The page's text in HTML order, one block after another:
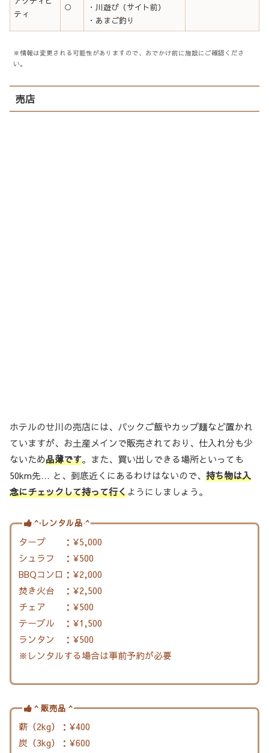
ティ
○
・川遊び（サイト前）
・あまご釣り
※情報は変更される可能性がありますので、おでかけ前に施設にご確認くださ
い。
売店
ホテルのせ川の売店には、パックご飯やカップ麺など置かれ
ていますが、お土産メインで販売されており、仕入れ分も少
ないため品薄です。また、買い出しできる場所といっても
50km先… と、到底近くにあるわけはないので、 持ち物は入
念にチェックして持って行くようにしましょう。
^ レンタル品 ^
タープ ：¥5,000
シュラフ ：¥500
BBQコンロ：¥2,000
焚き火台 ：¥2,500
チェア ：¥500
テーブル ：¥1,500
ランタン ：¥500
※レンタルする場合は事前予約が必要
^ 販売品 ^
薪（2kg）：¥400
炭（3kg）：¥600